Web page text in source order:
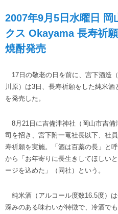
2007年9月5日水曜日 岡
クス Okayama 長寿祈
焼酎発売
17日の敬老の日を前に、宮下酒造
川原）は3日、長寿祈願をした純米酒
を発売した。
8月21日に吉備津神社（岡山市吉備
司を招き、宮下附一竜社長以下、社
寿祈願を実施。「酒は百薬の長」と
から「お年寄りに長生きしてほしい
ージを込めた」（同社）という。
純米酒（アルコール度数16.5度）は
深みのある味わいが特徴で、冷酒で